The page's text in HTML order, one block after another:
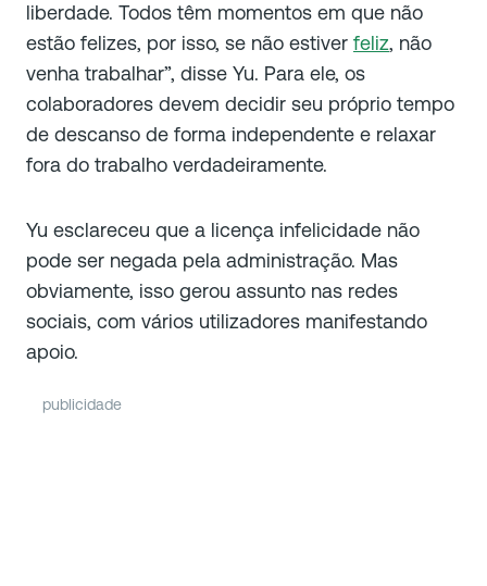
liberdade. Todos têm momentos em que não
estão felizes, por isso, se não estiver feliz, não
venha trabalhar”, disse Yu. Para ele, os
colaboradores devem decidir seu próprio tempo
de descanso de forma independente e relaxar
fora do trabalho verdadeiramente.
Yu esclareceu que a licença infelicidade não
pode ser negada pela administração. Mas
obviamente, isso gerou assunto nas redes
sociais, com vários utilizadores manifestando
apoio.
publicidade